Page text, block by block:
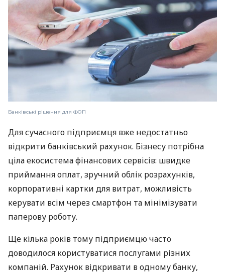
Банківські рішення для ФОП
Для сучасного підприємця вже недостатньо
відкрити банківський рахунок. Бізнесу потрібна
ціла екосистема фінансових сервісів: швидке
приймання оплат, зручний облік розрахунків,
корпоративні картки для витрат, можливість
керувати всім через смартфон та мінімізувати
паперову роботу.
Ще кілька років тому підприємцю часто
доводилося користуватися послугами різних
компаній. Рахунок відкривати в одному банку,